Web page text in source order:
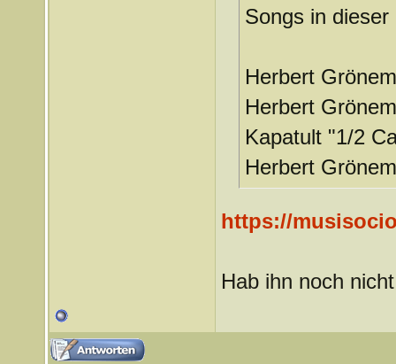
Songs in dieser
Herbert
Herbert
Kapatult "1/2
Herbert
https://
Hab ihn noch